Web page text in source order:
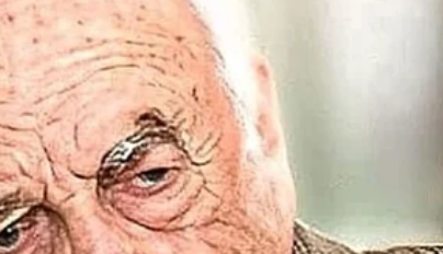
su posao i finansije u pitanju.
zaradu, novu poslovnu saradnju ili vijest koja bi mogla
da će sreća doći kroz spontane situacije i ljude
mogli bi vam otvoriti vrata potpuno nove mogućnosti.